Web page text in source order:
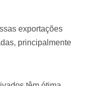
exportações
principalmente